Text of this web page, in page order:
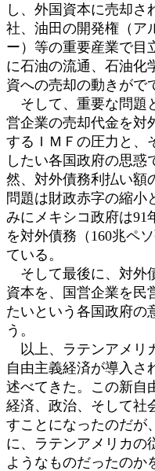
し、外国資本に売却さ
社、油田の開発権（ア
ー）等の重要産業で目
に石油の流通、石油化
資への売却の動きがで
そして、重要な問題
営企業の売却代金を対
するＩＭＦの圧力と、
したい各国政府の思惑
然、対外債務利払い額
問題は財政赤字の縮小
みにメキシコ政府は91
を対外債務（160兆ペ
ている。
そして最後に、対外
資本を、国営企業を民
たいという各国政府の
う。
以上、ラテンアメリ
自由主義経済が導入さ
述べてきた。この新自
経済、政治、そして社
すことになったのだが
に、ラテンアメリカの
ようなものだったのか